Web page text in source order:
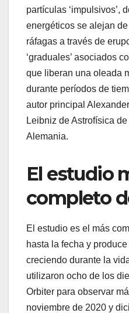
partículas ‘impulsivos’,
energéticos se alejan
ráfagas a través de
‘graduales’ asociados
que liberan una oleada
durante períodos de
autor principal
Leibniz de Astrofísica
Alemania.
El estudio
completo
El estudio es el más
hasta la fecha y
creciendo durante la
utilizaron ocho de los
Orbiter para observar
noviembre de 2020 y